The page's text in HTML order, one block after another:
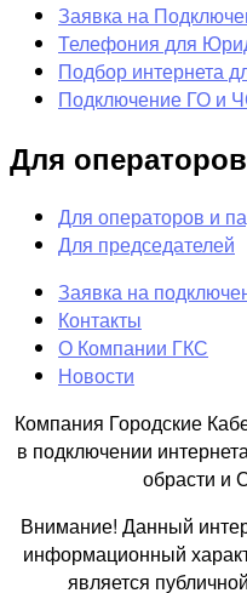
Заявка на
Телефония для
Подбор интернета
Подключение ГО и
Для операторов
Для операторов и
Для председателей
Заявка на
Контакты
О Компании ГКС
Новости
Компания Городские
в подключении
обрасти и
Внимание! Данный
информационный
является